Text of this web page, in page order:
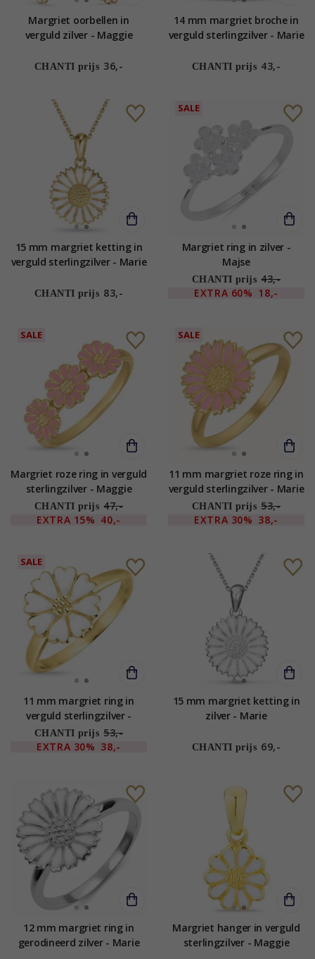
Margriet oorbellen in
verguld zilver - Maggie
CHANTI prijs 36,-
14 mm margriet broche in
verguld sterlingzilver - Marie
CHANTI prijs 43,-
15 mm margriet ketting in
verguld sterlingzilver - Marie
CHANTI prijs 83,-
SALE
Margriet ring in zilver -
Majse
CHANTI prijs 43,-
EXTRA 60% 18,-
SALE
Margriet roze ring in verguld
sterlingzilver - Maggie
CHANTI prijs 47,-
EXTRA 15% 40,-
SALE
11 mm margriet roze ring in
verguld sterlingzilver - Marie
CHANTI prijs 53,-
EXTRA 30% 38,-
SALE
11 mm margriet ring in
verguld sterlingzilver -
Magda
CHANTI prijs 53,-
EXTRA 30% 38,-
15 mm margriet ketting in
zilver - Marie
CHANTI prijs 69,-
12 mm margriet ring in
gerodineerd zilver - Marie
Margriet hanger in verguld
sterlingzilver - Maggie